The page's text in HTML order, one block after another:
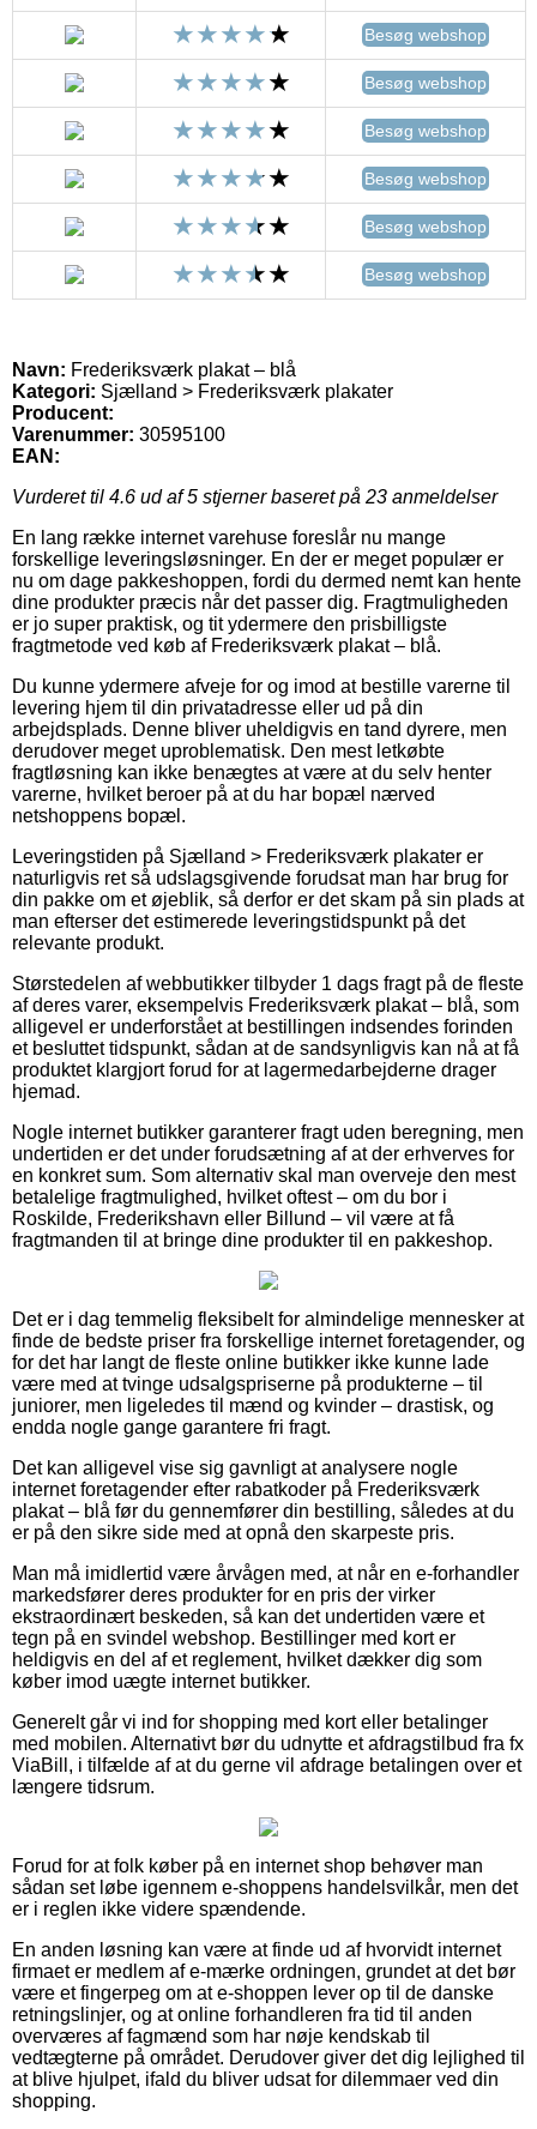
Besøg webshop
Besøg webshop
Besøg webshop
Besøg webshop
Besøg webshop
Besøg webshop
Navn: Frederiksværk plakat – blå
Kategori: Sjælland > Frederiksværk plakater
Producent:
Varenummer: 30595100
EAN:
Vurderet til 4.6 ud af 5 stjerner baseret på 23 anmeldelser
En lang række internet varehuse foreslår nu mange
forskellige leveringsløsninger. En der er meget populær er
nu om dage pakkeshoppen, fordi du dermed nemt kan hente
dine produkter præcis når det passer dig. Fragtmuligheden
er jo super praktisk, og tit ydermere den prisbilligste
fragtmetode ved køb af Frederiksværk plakat – blå.
Du kunne ydermere afveje for og imod at bestille varerne til
levering hjem til din privatadresse eller ud på din
arbejdsplads. Denne bliver uheldigvis en tand dyrere, men
derudover meget uproblematisk. Den mest letkøbte
fragtløsning kan ikke benægtes at være at du selv henter
varerne, hvilket beroer på at du har bopæl nærved
netshoppens bopæl.
Leveringstiden på Sjælland > Frederiksværk plakater er
naturligvis ret så udslagsgivende forudsat man har brug for
din pakke om et øjeblik, så derfor er det skam på sin plads at
man efterser det estimerede leveringstidspunkt på det
relevante produkt.
Størstedelen af webbutikker tilbyder 1 dags fragt på de fleste
af deres varer, eksempelvis Frederiksværk plakat – blå, som
alligevel er underforstået at bestillingen indsendes forinden
et besluttet tidspunkt, sådan at de sandsynligvis kan nå at få
produktet klargjort forud for at lagermedarbejderne drager
hjemad.
Nogle internet butikker garanterer fragt uden beregning, men
undertiden er det under forudsætning af at der erhverves for
en konkret sum. Som alternativ skal man overveje den mest
betalelige fragtmulighed, hvilket oftest – om du bor i
Roskilde, Frederikshavn eller Billund – vil være at få
fragtmanden til at bringe dine produkter til en pakkeshop.
Det er i dag temmelig fleksibelt for almindelige mennesker at
finde de bedste priser fra forskellige internet foretagender, og
for det har langt de fleste online butikker ikke kunne lade
være med at tvinge udsalgspriserne på produkterne – til
juniorer, men ligeledes til mænd og kvinder – drastisk, og
endda nogle gange garantere fri fragt.
Det kan alligevel vise sig gavnligt at analysere nogle
internet foretagender efter rabatkoder på Frederiksværk
plakat – blå før du gennemfører din bestilling, således at du
er på den sikre side med at opnå den skarpeste pris.
Man må imidlertid være årvågen med, at når en e-forhandler
markedsfører deres produkter for en pris der virker
ekstraordinært beskeden, så kan det undertiden være et
tegn på en svindel webshop. Bestillinger med kort er
heldigvis en del af et reglement, hvilket dækker dig som
køber imod uægte internet butikker.
Generelt går vi ind for shopping med kort eller betalinger
med mobilen. Alternativt bør du udnytte et afdragstilbud fra fx
ViaBill, i tilfælde af at du gerne vil afdrage betalingen over et
længere tidsrum.
Forud for at folk køber på en internet shop behøver man
sådan set løbe igennem e-shoppens handelsvilkår, men det
er i reglen ikke videre spændende.
En anden løsning kan være at finde ud af hvorvidt internet
firmaet er medlem af e-mærke ordningen, grundet at det bør
være et fingerpeg om at e-shoppen lever op til de danske
retningslinjer, og at online forhandleren fra tid til anden
overværes af fagmænd som har nøje kendskab til
vedtægterne på området. Derudover giver det dig lejlighed til
at blive hjulpet, ifald du bliver udsat for dilemmaer ved din
shopping.